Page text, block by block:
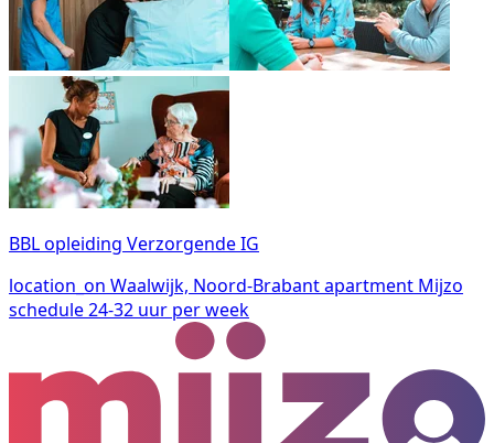
BBL opleiding Verzorgende IG
location_on Waalwijk, Noord-Brabantapartment Mijzo
schedule24-32 uur per week